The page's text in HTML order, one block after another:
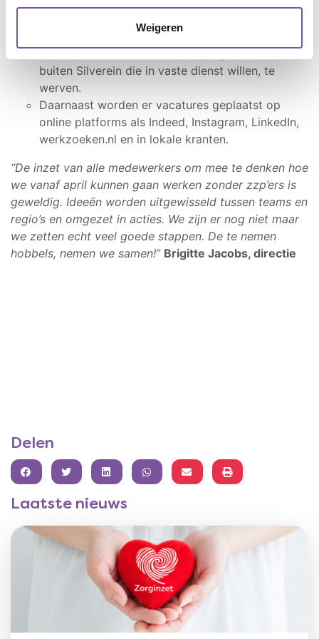
Weigeren
campagne ‘Switch jij naar de zorg’.
buiten Silverein die in vaste dienst willen, te
werven.
Daarnaast worden er vacatures geplaatst op
online platforms als Indeed, Instagram, LinkedIn,
werkzoeken.nl en in lokale kranten.
“De inzet van alle medewerkers om mee te denken hoe
we vanaf april kunnen gaan werken zonder zzp’ers is
geweldig. Ideeën worden uitgewisseld tussen teams en
regio’s en omgezet in acties. We zijn er nog niet maar
we zetten echt veel goede stappen. De te nemen
hobbels, nemen we samen!” Brigitte Jacobs, directie
Delen
FACEBOOKTWITTERLINKEDINWHATSAPP
Laatste nieuws